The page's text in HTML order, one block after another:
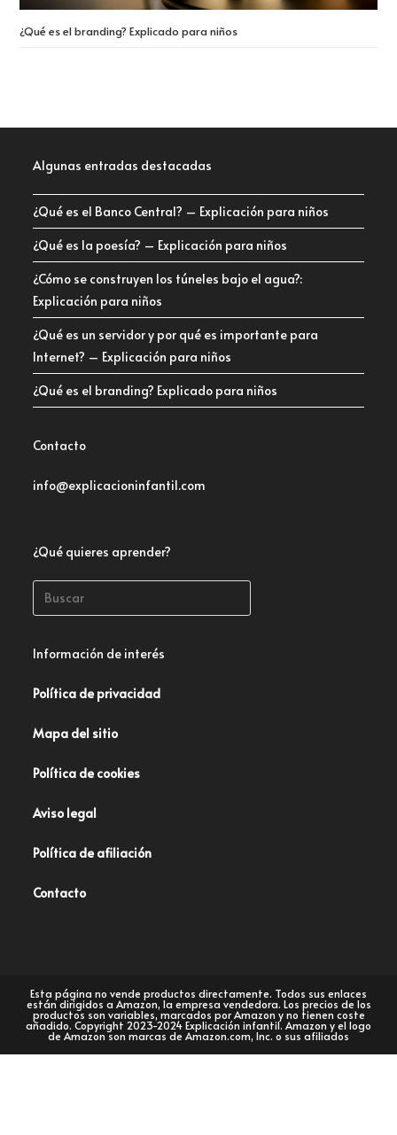
¿Qué es el branding? Explicado para niños
Algunas entradas destacadas
¿Qué es el Banco Central? – Explicación para niños
¿Qué es la poesía? – Explicación para niños
¿Cómo se construyen los túneles bajo el agua?:
Explicación para niños
¿Qué es un servidor y por qué es importante para
Internet? – Explicación para niños
¿Qué es el branding? Explicado para niños
Contacto
info@explicacioninfantil.com
¿Qué quieres aprender?
Información de interés
Política de privacidad
Mapa del sitio
Política de cookies
Aviso legal
Política de afiliación
Contacto
Esta página no vende productos directamente. Todos sus enlaces
están dirigidos a Amazon, la empresa vendedora. Los precios de los
productos son variables, marcados por Amazon y no tienen coste
añadido. Copyright 2023-2024 Explicación infantil. Amazon y el logo
de Amazon son marcas de Amazon.com, Inc. o sus afiliados